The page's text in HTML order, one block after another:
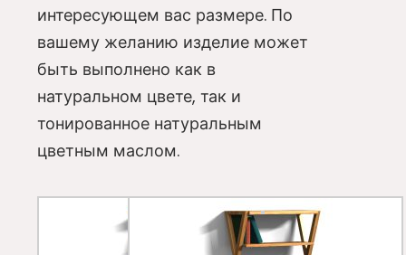
интересующем вас размере. По
вашему желанию изделие может
быть выполнено как в
натуральном цвете, так и
тонированное натуральным
цветным маслом.